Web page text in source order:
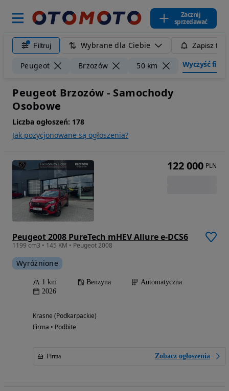
Zacznij
sprzedawać
Filtruj Wybrane dla Ciebie Zapisz
Peugeot Brzozów 50 km Wyczyść filtry
Peugeot Brzozów - Samochody
Osobowe
Liczba ogłoszeń: 178
Jak pozycjonowane są ogłoszenia?
Peugeot 2008 PureTech mHEV Allure e-DCS6
1199 cm3 • 145 KM • Peugeot 2008
Wyróżnione
1 km Benzyna
Automatyczna
2026
Krasne (Podkarpackie)
Firma • Podbite
Firma Zobacz ogłoszenia
122 000 PLN